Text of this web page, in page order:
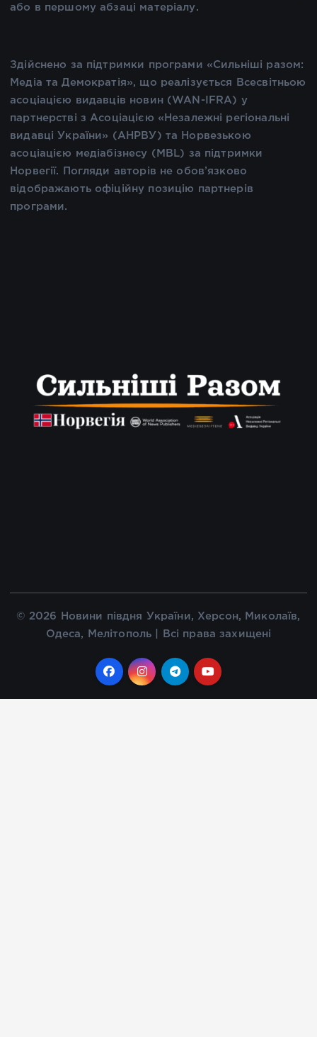
або в першому абзаці матеріалу.
Здійснено за підтримки програми «Сильніші разом:
Медіа та Демократія», що реалізується Всесвітньою
асоціацією видавців новин (WAN-IFRA) у
партнерстві з Асоціацією «Незалежні регіональні
видавці України» (АНРВУ) та Норвезькою
асоціацією медіабізнесу (MBL) за підтримки
Норвегії. Погляди авторів не обов’язково
відображають офіційну позицію партнерів
програми.
© 2026 Новини півдня України, Херсон, Миколаїв,
Одеса, Мелітополь | Всі права захищені